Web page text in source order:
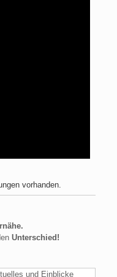
vorhanden.
Unterschied!